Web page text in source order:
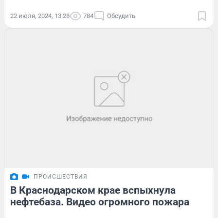
22 июля, 2024, 13:28 784 Обсудить
ПРОИСШЕСТВИЯ
В Краснодарском крае вспыхнула
нефтебаза. Видео огромного пожара